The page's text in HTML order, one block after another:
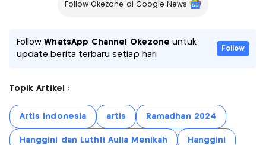
Follow Okezone di Google News
FollowWhatsApp Channel Okezone untuk
update berita terbaru setiap hari
Follow
Topik Artikel :
Artis Indonesia artis Ramadhan 2024
Hanggini dan Luthfi Aulia Menikah Hanggini